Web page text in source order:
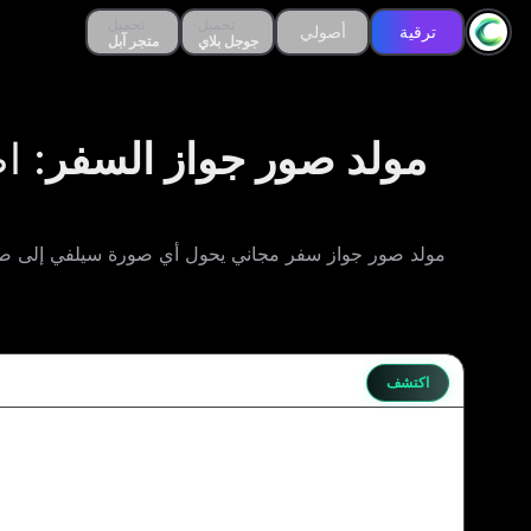
متجر آبل
جوجل بلاي
أصولي ترقية
تحميل
متجر آبل
تحميل
جوجل بلاي
أصولي ترقية
مولد صور جواز السفر :
مولد صور جواز سفر مجاني يحول أي صورة سيلفي إلى
اكتشف